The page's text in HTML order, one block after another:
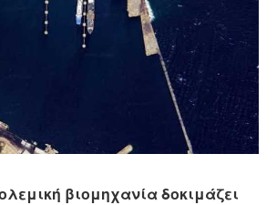
βιομηχανία δοκιμάζει